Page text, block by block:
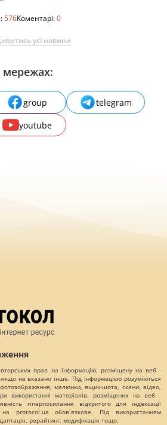
576Коментарі:0
усі новини
мережах:
group
telegram
youtube
прав на інформацію, розміщену на веб -
якщо не вказано інше. Під інформацією розуміються
фотозображення, малюнки, ящик-шота, скани, відео,
використанні матеріалів, розміщених на веб -
гіперпосилання відкритого для індексації
protocol.ua обов`язкове. Під використанням
рерайтинг, модифікація тощо.